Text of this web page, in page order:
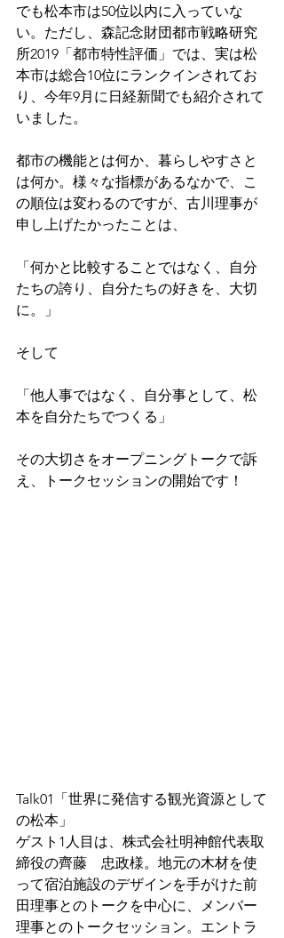
でも松本市は50位以内に入っていな
い。ただし、森記念財団都市戦略研究
所2019「都市特性評価」では、実は松
本市は総合10位にランクインされてお
り、今年9月に日経新聞でも紹介されて
いました。
都市の機能とは何か、暮らしやすさと
は何か。様々な指標があるなかで、こ
の順位は変わるのですが、古川理事が
申し上げたかったことは、
「何かと比較することではなく、自分
たちの誇り、自分たちの好きを、大切
に。」
そして
「他人事ではなく、自分事として、松
本を自分たちでつくる」
その大切さをオープニングトークで訴
え、トークセッションの開始です！
Talk01「世界に発信する観光資源として
の松本」
ゲスト1人目は、株式会社明神館代表取
締役の齊藤　忠政様。地元の木材を使
って宿泊施設のデザインを手がけた前
田理事とのトークを中心に、メンバー
理事とのトークセッション。エントラ